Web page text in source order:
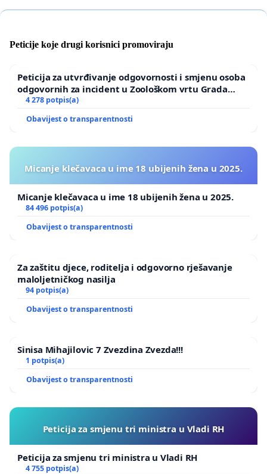
Peticije koje drugi korisnici promoviraju
Peticija za utvrđivanje odgovornosti i smjenu osoba
odgovornih za incident u Zoološkom vrtu Grada
Zagreba
4 278 potpis(a)
Obavijest o transparentnosti
Micanje klečavaca u ime 18 ubijenih žena u 2025.
Micanje klečavaca u ime 18 ubijenih žena u 2025.
84 496 potpis(a)
Obavijest o transparentnosti
Za zaštitu djece, roditelja i odgovorno rješavanje
maloljetničkog nasilja
94 potpis(a)
Obavijest o transparentnosti
Sinisa Mihajilovic 7 Zvezdina Zvezda!!!
1 potpis(a)
Obavijest o transparentnosti
Peticija za smjenu tri ministra u Vladi RH
Peticija za smjenu tri ministra u Vladi RH
4 755 potpis(a)